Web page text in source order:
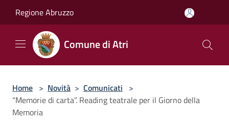
Regione Abruzzo
Comune di Atri
Home > Novità > Comunicati >
“Memorie di carta”. Reading teatrale per il Giorno della
Memoria